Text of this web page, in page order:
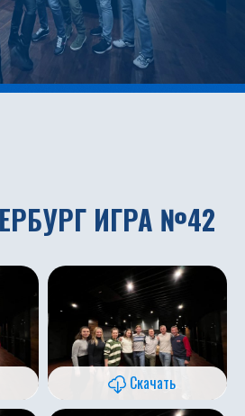
ИГРА №42
Скачать